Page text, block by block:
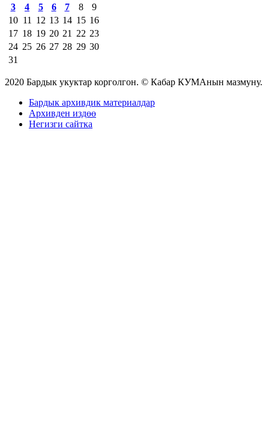
3
4 5 6 7 8
9
10 11 12 13 14 15 16
17 18 19 20 21 22 23
24 25 26 27 28 29 30
31
2020 Бардык укуктар корголгон. © Кабар КУМАнын мазмуну.
Бардык архивдик материалдар
Архивден издөө
Негизги сайтка